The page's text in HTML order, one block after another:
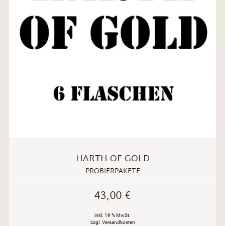
HARTH OF GOLD
PROBIERPAKETE
43,00€
inkl. 19 % MwSt.
zzgl. Versandkosten